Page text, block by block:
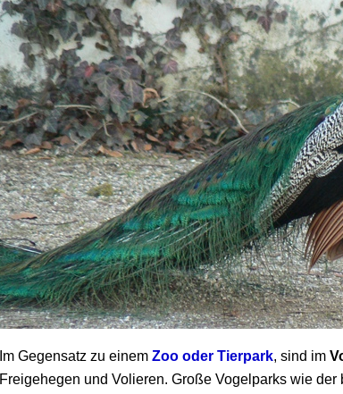
Im Gegensatz zu einem Zoo oder Tierpark, sind im
Freigehegen und Volieren. Große Vogelparks wie der